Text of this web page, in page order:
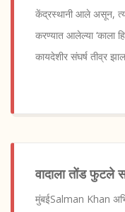
केंद्रस्थानी आले असून,
करण्यात आलेल्या ‘काला
कायदेशीर संघर्ष तीव्र
वादाला तोंड फुटले
मुंबईSalman Khan